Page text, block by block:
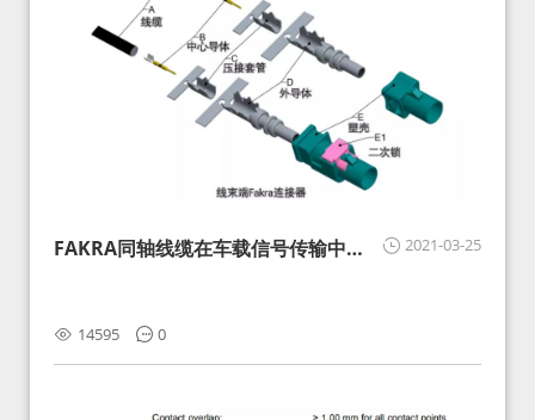
2021-03-25
FAKRA同轴线缆在车载信号传输中的
14595 0